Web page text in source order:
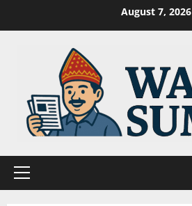
August 7, 2026
Primary